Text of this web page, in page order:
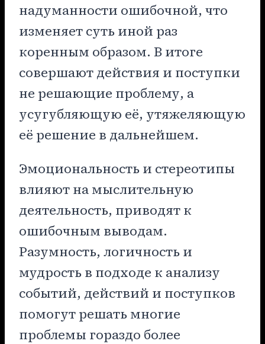
надуманности ошибочной, что
изменяет суть иной раз
коренным образом. В итоге
совершают действия и поступки
не решающие проблему, а
усугубляющую её, утяжеляющую
её решение в дальнейшем.
Эмоциональность и стереотипы
влияют на мыслительную
деятельность, приводят к
ошибочным выводам.
Разумность, логичность и
мудрость в подходе к анализу
событий, действий и поступков
помогут решать многие
проблемы гораздо более